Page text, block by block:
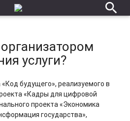
организация находится в
по проекту «Код будущего»
мне нужно пройти единое
search
услуги?
будущего», реализуемого в
«Кадры для цифровой
проекта «Экономика
государства»,